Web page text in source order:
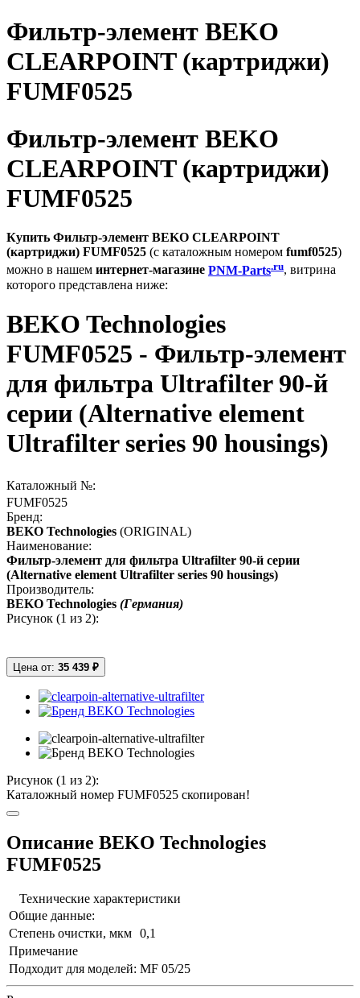
Фильтр-элемент BEKO
CLEARPOINT (картриджи)
FUMF0525
Фильтр-элемент BEKO
CLEARPOINT (картриджи)
FUMF0525
Купить Фильтр-элемент BEKO CLEARPOINT
(картриджи) FUMF0525 (с каталожным номером fumf0525)
можно в нашем интернет-магазине PNM-Parts.ru, витрина
которого представлена ниже:
BEKO Technologies
FUMF0525 - Фильтр-элемент
для фильтра Ultrafilter 90-й
серии (Alternative element
Ultrafilter series 90 housings)
Каталожный №:
FUMF0525
Бренд:
BEKO Technologies (ORIGINAL)
Наименование:
Фильтр-элемент для фильтра Ultrafilter 90-й серии
(Alternative element Ultrafilter series 90 housings)
Производитель:
BEKO Technologies (Германия)
Рисунок (1 из 2):
Цена от: 35 439 ₽
Рисунок (1 из 2):
Каталожный номер FUMF0525 скопирован!
Описание BEKO Technologies
FUMF0525
Технические характеристики
Общие данные:
Степень очистки, мкм 0,1
Примечание
Подходит для моделей: MF 05/25